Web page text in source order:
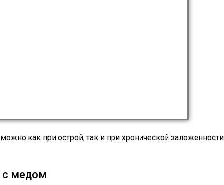
как при острой, так и при хронической заложенности
с медом